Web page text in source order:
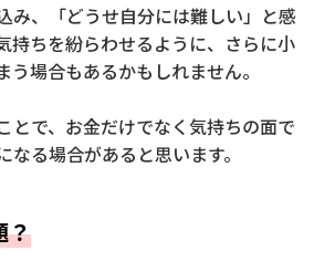
み、「どうせ自分には難しい」と感
持ちを紛らわせるように、さらに小
う場合もあるかもしれません。
とで、お金だけでなく気持ちの面で
る場合があると思います。
？